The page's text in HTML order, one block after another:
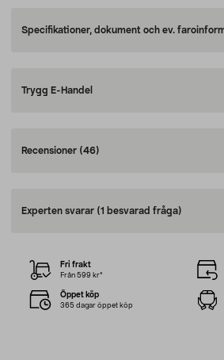
Specifikationer, dokument och ev.
Trygg E-Handel
Recensioner (46)
Experten svarar (1 besvarad fråga)
Fri frakt
Från 599 kr*
Öppet köp
365 dagar öppet köp